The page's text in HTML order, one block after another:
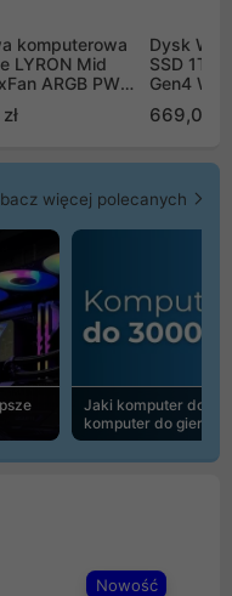
komputerowa
LYRON Mid
ARGB PWM
Dysk WD
SSD 1TB
Gen4
669,00
więcej polecanych
Jaki komputer do
komputer do gier |
Nowość